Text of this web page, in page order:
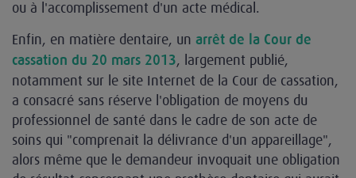
ou à l'accomplissement d'un acte médical.
Enfin, en matière dentaire, un arrêt de la Cour de
cassation du 20 mars 2013, largement publié,
notamment sur le site Internet de la Cour de cassation,
a consacré sans réserve l'obligation de moyens du
professionnel de santé dans le cadre de son acte de
soins qui "comprenait la délivrance d'un appareillage",
alors même que le demandeur invoquait une obligation